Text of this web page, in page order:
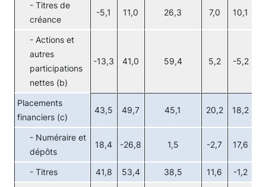
- Titres de
créance
-5,1 11,0 26,3 7,0 10,1
- Actions et
autres
participations
nettes (b)
-13,3 41,0 59,4 5,2 -5,2
Placements
financiers (c)
43,5 49,7 45,1 20,2 18,2
- Numéraire et
dépôts
18,4 -26,8 1,5 -2,7 17,6
- Titres 41,8 53,4 38,5 11,6 -1,2